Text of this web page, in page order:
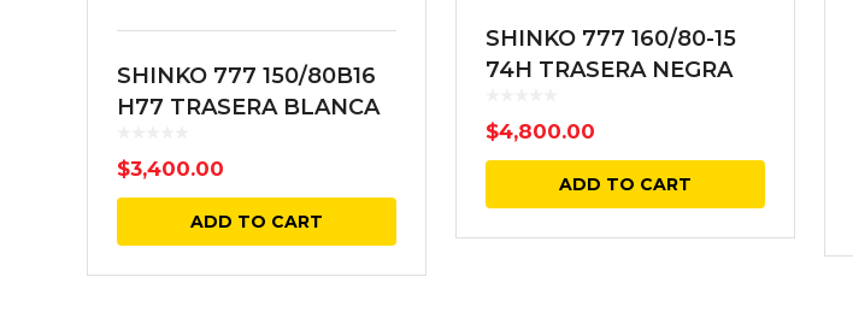
SHINKO 777 150/80B16
H77 TRASERA BLANCA
$3,400.00
ADD TO CART
SHINKO 777 160/80-15
74H TRASERA NEGRA
$4,800.00
ADD TO CART